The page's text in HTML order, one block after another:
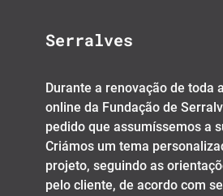
Serralves
Durante a renovação de toda
online da Fundação de
pedido que assumíssemos a
Criámos um tema
projeto, seguindo as
pelo cliente, de acordo com